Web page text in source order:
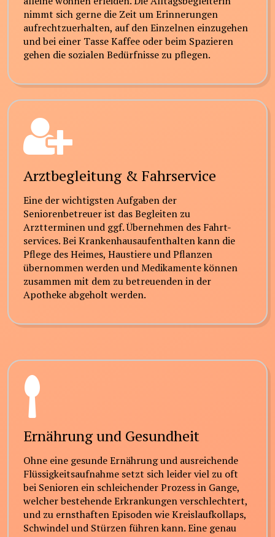
nimmt sich gerne die Zeit um Erinnerungen
aufrechtzuerhalten, auf den Einzelnen einzugehen
und bei einer Tasse Kaffee oder beim Spazieren
gehen die sozialen Bedürfnisse zu pflegen.
Arztbegleitung & Fahrservice
Eine der wichtigsten Aufgaben der
Seniorenbetreuer ist das Begleiten zu
Arztterminen und ggf. Übernehmen des Fahrt-
services. Bei Krankenhausaufenthalten kann die
Pflege des Heimes, Haustiere und Pflanzen
übernommen werden und Medikamente können
zusammen mit dem zu betreuenden in der
Apotheke abgeholt werden.
Ernährung und Gesundheit
Ohne eine gesunde Ernährung und ausreichende
Flüssigkeitsaufnahme setzt sich leider viel zu oft
bei Senioren ein schleichender Prozess in Gange,
welcher bestehende Erkrankungen verschlechtert,
und zu ernsthaften Episoden wie Kreislaufkollaps,
Schwindel und Stürzen führen kann. Eine genau